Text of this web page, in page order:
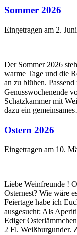
Sommer 2026
Eingetragen am 2.
Der Sommer 2026
warme Tage und die
an zu blühen.
Genusswochenende
Schatzkammer mit
dazu ein
Ostern 2026
Eingetragen am 10.
Liebe Weinfreunde !
Osternest? Wie wäre
Feiertage habe ich
ausgesucht: Als
Ediger
2 Fl. Weißburgunder.